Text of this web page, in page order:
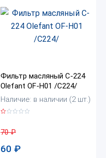
Фильтр масляный C-224
Olefant OF-H01 /C224/
Наличие: в наличии (2 шт.)
70₽
60 ₽